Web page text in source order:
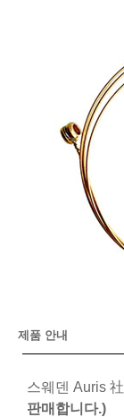
제품 안내
스웨덴 Auris 社
판매합니다.)